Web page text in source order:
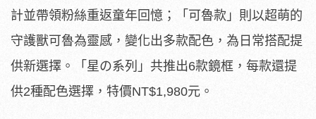
計並帶領粉絲重返童年回憶；「可魯款」則以超萌的
守護獸可魯為靈感，變化出多款配色，為日常搭配提
供新選擇。「星の系列」共推出6款鏡框，每款還提
供2種配色選擇，特價NT$1,980元。